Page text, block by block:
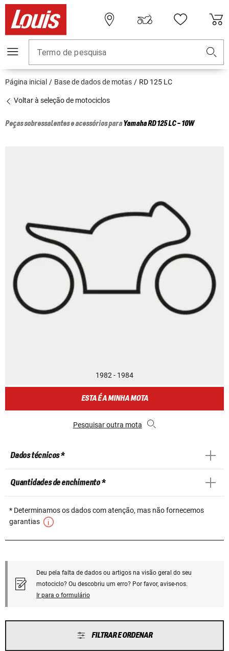
Termo de pesquisa
Página inicial Base de dados de motas RD 125 LC
Voltar à seleção de motociclos
Peças sobressalentes e acessórios paraYamahaRD 125 LC - 10W
1982 - 1984
ESTA É A MINHA MOTA
Pesquisar outra mota
Dados técnicos *
Quantidades de enchimento *
* Determinamos os dados com atenção, mas não fornecemos
garantias
Deu pela falta de dados ou artigos na visão geral do seu
motociclo? Ou descobriu um erro? Por favor, avise-nos.
Ir para o formulário
FILTRAR E ORDENAR